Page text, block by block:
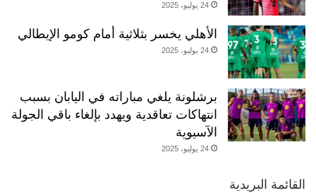
24 يوليو، 2025
الأهلي يخسر بثلاثية أمام كومو الإيطالي
24 يوليو، 2025
برشلونة يلغي مباراته في اليابان بسبب
انتهاكات تعاقدية ويهدد بإلغاء باقي الجولة
الآسيوية
24 يوليو، 2025
القائمة البريدية